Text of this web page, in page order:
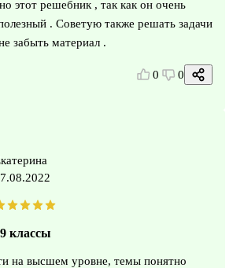
этот решебник , так как он очень
. Советую также решать задачи
забыть материал .
0 0
классы
на высшем уровне, темы понятно